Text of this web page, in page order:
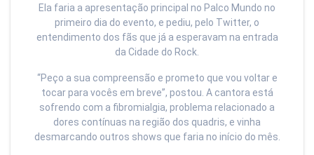
Ela faria a apresentação principal no Palco Mundo no
primeiro dia do evento, e pediu, pelo Twitter, o
entendimento dos fãs que já a esperavam na entrada
da Cidade do Rock.
“Peço a sua compreensão e prometo que vou voltar e
tocar para vocês em breve”, postou. A cantora está
sofrendo com a fibromialgia, problema relacionado a
dores contínuas na região dos quadris, e vinha
desmarcando outros shows que faria no início do mês.